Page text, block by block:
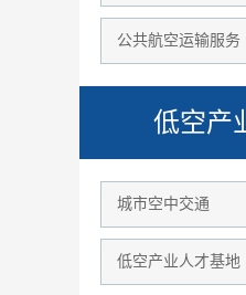
公共航空运输服务
低空产
城市空中交通
低空产业人才基地